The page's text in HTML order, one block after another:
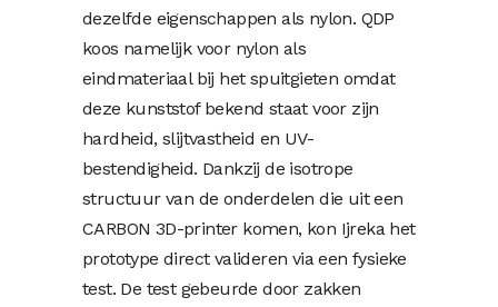
dezelfde eigenschappen als nylon. QDP
koos namelijk voor nylon als
eindmateriaal bij het spuitgieten omdat
deze kunststof bekend staat voor zijn
hardheid, slijtvastheid en UV-
bestendigheid. Dankzij de isotrope
structuur van de onderdelen die uit een
CARBON 3D-printer komen, kon Ijreka het
prototype direct valideren via een fysieke
test. De test gebeurde door zakken